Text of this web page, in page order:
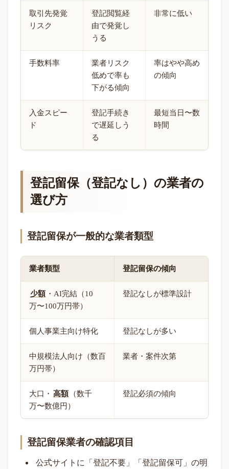
取引先発覚
リスク
登記閲覧経
由で発覚し
うる
非常に低い
手数料率
業者リスク
低めで率も
下がる傾向
率はやや高め
の傾向
入金スピー
ド
登記手続き
で遅延しう
る
最短当日〜数
時間
登記留保（登記なし）の業者の
選び方
登記留保が一般的な業者類型
業者類型 登記留保の傾向
少額 ・AI完結（10
万〜100万円帯）
登記なしが標準設計
個人事業主向け特化 登記なしが多い
中規模法人向け（数百
万円帯）
業者・案件次第
大口・ 高額 （数千
万〜数億円）
登記必須の傾向
登記留保業者の確認項目
公式サイトに「登記不要」「登記留保可」の明